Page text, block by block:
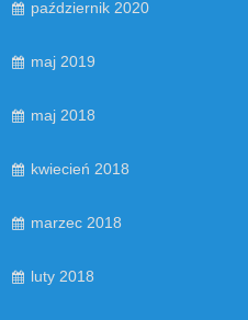
październik 2020
maj 2019
maj 2018
kwiecień 2018
marzec 2018
luty 2018